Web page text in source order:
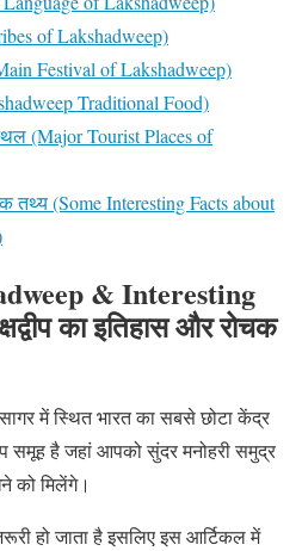
of Lakshadweep)
Festival of Lakshadweep)
Traditional Food)
(Major Tourist Places of
तथ्य (Some Interesting Facts about
& Interesting
का इतिहास और रोचक
में स्थित भारत का सबसे छोटा केंद्र
समूह है जहां आपको सुंदर मनोहरी समुद्र
को मिलेंगे।
हो जाता है इसलिए इस आर्टिकल में